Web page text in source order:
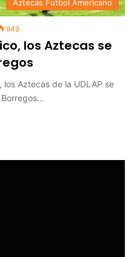
Aztecas Futbol Americano
949
los Aztecas se
los Aztecas de la UDLAP se